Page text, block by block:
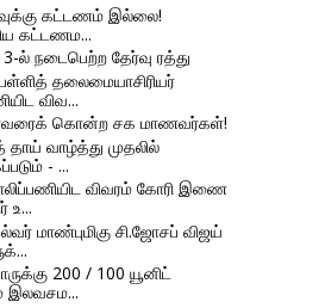
கட்டணம் இல்லை!
கட்டணம...
ல் நடைபெற்ற தேர்வு ரத்து
தலைமையாசிரியர்
விவ...
கொன்ற சக மாணவர்கள்!
தாய் வாழ்த்து முதலில்
- ...
விவரம் கோரி இணை
உ...
மாண்புமிகு சி.ஜோசப் விஜய்
200 / 100 யூனிட்
இலவசம...